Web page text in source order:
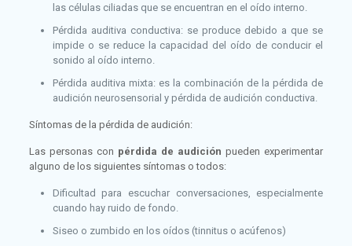
las células ciliadas que se encuentran en el oído interno.
Pérdida auditiva conductiva: se produce debido a que se
impide o se reduce la capacidad del oído de conducir el
sonido al oído interno.
Pérdida auditiva mixta: es la combinación de la pérdida de
audición neurosensorial y pérdida de audición conductiva.
Síntomas de la pérdida de audición:
Las personas con pérdida de audición pueden experimentar
alguno de los siguientes síntomas o todos:
Dificultad para escuchar conversaciones, especialmente
cuando hay ruido de fondo.
Siseo o zumbido en los oídos (tinnitus o acúfenos)